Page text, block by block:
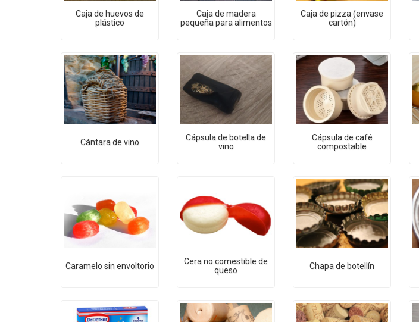
Caja de huevos de
plástico
Caja de madera
pequeña para alimentos
Caja de pizza (envase
cartón)
Cántara de vino
Cápsula de botella de
vino
Cápsula de café
compostable
Caramelo sin envoltorio
Cera no comestible de
queso
Chapa de botellín